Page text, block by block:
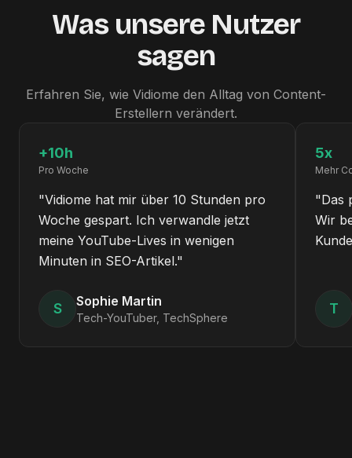
Was unsere Nutzer
sagen
Erfahren Sie, wie Vidiome den Alltag von Content-
Erstellern verändert.
+10h
Pro Woche
"Vidiome hat mir über 10 Stunden pro
Woche gespart. Ich verwandle jetzt
meine YouTube-Lives in wenigen
Minuten in SEO-Artikel."
S Sophie Martin
Tech-YouTuber, TechSphere
5x
Mehr
"Das
Wir
T